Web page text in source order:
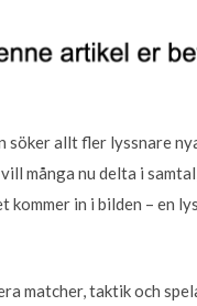
söker allt fler lyssnare
många nu delta i
in i bilden – en
matcher, taktik och